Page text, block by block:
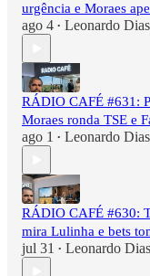
urgência e Moraes
ago 4 • Leonardo Dias
RÁDIO CAFÉ #631:
Moraes ronda TSE e
ago 1 • Leonardo Dias
RÁDIO CAFÉ #630:
mira Lulinha e bets
jul 31 • Leonardo Dias